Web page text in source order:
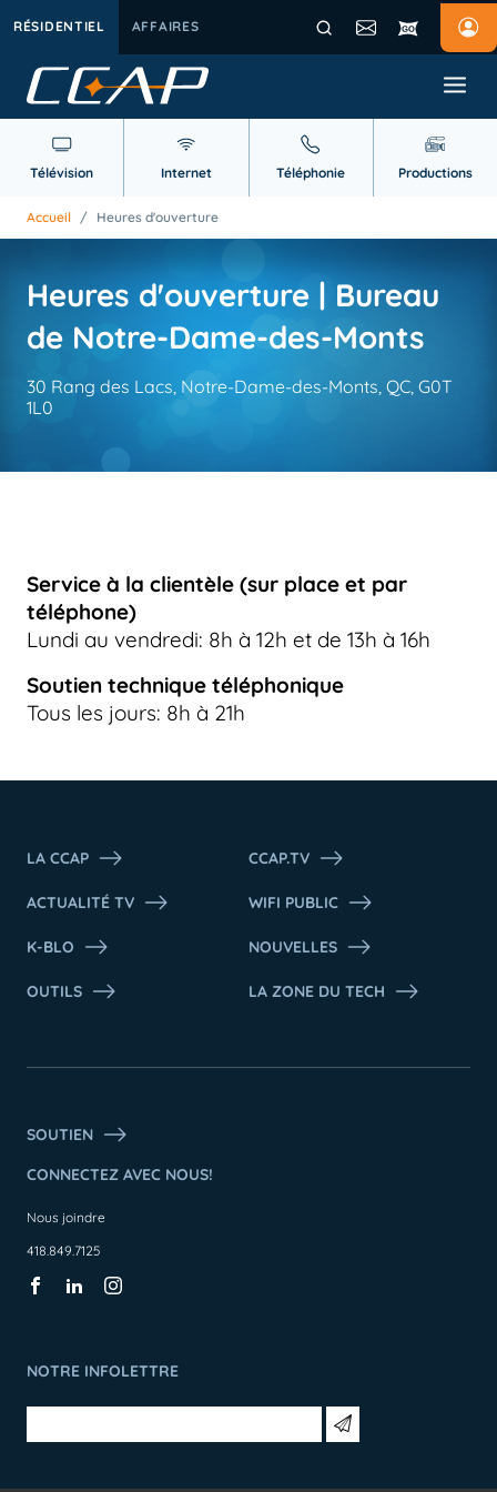
RÉSIDENTIEL AFFAIRES
Télévision Internet Téléphonie Productions
Accueil / Heures d'ouverture
Heures d'ouverture | Bureau
de Notre-Dame-des-Monts
30 Rang des Lacs, Notre-Dame-des-Monts, QC, G0T
1L0
Service à la clientèle (sur place et par
téléphone)
Lundi au vendredi: 8h à 12h et de 13h à 16h
Soutien technique téléphonique
Tous les jours: 8h à 21h
LA CCAP CCAP.TV
ACTUALITÉ TV WIFI PUBLIC
K-BLO NOUVELLES
OUTILS LA ZONE DU TECH
SOUTIEN
CONNECTEZ AVEC NOUS!
Nous joindre
418.849.7125
NOTRE INFOLETTRE